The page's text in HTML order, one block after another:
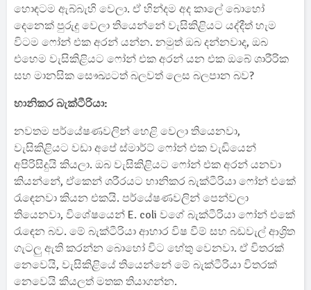
හොඳටම ඇබ්බැහි වෙලා. ඒ හින්දම අද කාලේ බොහෝ
දෙනෙක් පුරුදු වෙලා තියෙන්නේ වැසිකිළියට යද්දීත් හැම
විටම ෆෝන් එක අරන් යන්න. නමුත් ඔබ දන්නවාද, ඔබ
එහෙම වැසිකිළියට ෆෝන් එක අරන් යන එක ඔබේ ශාරීරික
සහ මානසික සෞඛ්‍යටත් බලවත් ලෙස බලපාන බව?
හානිකර බැක්ටීරියා:
නවතම පර්යේෂණවලින් හෙළි වෙලා තියෙනවා,
වැසිකිළියට වඩා අපේ ස්මාර්ට් ෆෝන් එක වැඩියෙන්
අපිරිසිදුයි කියලා. ඔබ වැසිකිළියට ෆෝන් එක අරන් යනවා
කියන්නේ, ඒකෙන් ශරීරයට හානිකර බැක්ටීරියා ෆෝන් එකේ
රැඳෙනවා කියන එකයි. පර්යේෂණවලින් පෙන්වලා
තියෙනවා, විශේෂයෙන් E. coli වගේ බැක්ටීරියා ෆෝන් එකේ
රැඳෙන බව. මේ බැක්ටීරියා ආහාර විෂ වීම් සහ බඩවැල් ආශ්‍රිත
ගැටලු ඇති කරන්න බොහෝ විට හේතු වෙනවා. ඒ විතරක්
නෙවෙයි, වැසිකිළියේ තියෙන්නේ මේ බැක්ටීරියා විතරක්
නෙවෙයි කියලත් මතක තියාගන්න.